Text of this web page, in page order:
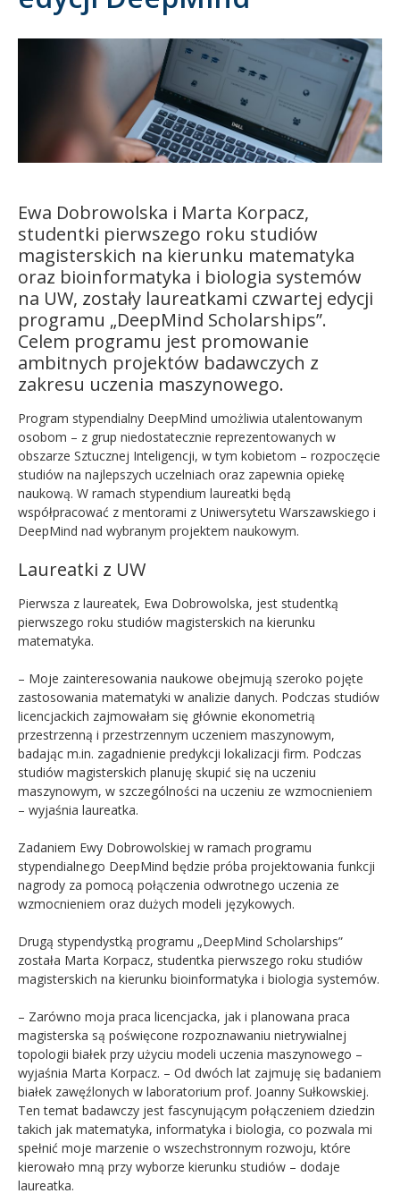
Ewa Dobrowolska i Marta Korpacz,
studentki pierwszego roku studiów
magisterskich na kierunku matematyka
oraz bioinformatyka i biologia systemów
na UW, zostały laureatkami czwartej edycji
programu „DeepMind Scholarships”.
Celem programu jest promowanie
ambitnych projektów badawczych z
zakresu uczenia maszynowego.
Program stypendialny DeepMind umożliwia utalentowanym
osobom – z grup niedostatecznie reprezentowanych w
obszarze Sztucznej Inteligencji, w tym kobietom – rozpoczęcie
studiów na najlepszych uczelniach oraz zapewnia opiekę
naukową. W ramach stypendium laureatki będą
współpracować z mentorami z Uniwersytetu Warszawskiego i
DeepMind nad wybranym projektem naukowym.
Laureatki z UW
Pierwsza z laureatek, Ewa Dobrowolska, jest studentką
pierwszego roku studiów magisterskich na kierunku
matematyka.
– Moje zainteresowania naukowe obejmują szeroko pojęte
zastosowania matematyki w analizie danych. Podczas studiów
licencjackich zajmowałam się głównie ekonometrią
przestrzenną i przestrzennym uczeniem maszynowym,
badając m.in. zagadnienie predykcji lokalizacji firm. Podczas
studiów magisterskich planuję skupić się na uczeniu
maszynowym, w szczególności na uczeniu ze wzmocnieniem
– wyjaśnia laureatka.
Zadaniem Ewy Dobrowolskiej w ramach programu
stypendialnego DeepMind będzie próba projektowania funkcji
nagrody za pomocą połączenia odwrotnego uczenia ze
wzmocnieniem oraz dużych modeli językowych.
Drugą stypendystką programu „DeepMind Scholarships”
została Marta Korpacz, studentka pierwszego roku studiów
magisterskich na kierunku bioinformatyka i biologia systemów.
– Zarówno moja praca licencjacka, jak i planowana praca
magisterska są poświęcone rozpoznawaniu nietrywialnej
topologii białek przy użyciu modeli uczenia maszynowego –
wyjaśnia Marta Korpacz. – Od dwóch lat zajmuję się badaniem
białek zawęźlonych w laboratorium prof. Joanny Sułkowskiej.
Ten temat badawczy jest fascynującym połączeniem dziedzin
takich jak matematyka, informatyka i biologia, co pozwala mi
spełnić moje marzenie o wszechstronnym rozwoju, które
kierowało mną przy wyborze kierunku studiów – dodaje
laureatka.